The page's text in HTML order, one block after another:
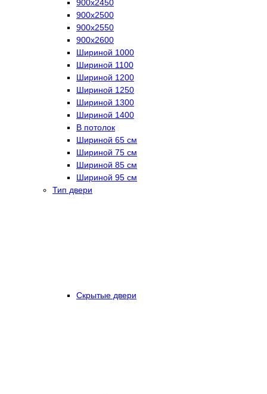
900х2450
900х2500
900х2550
900х2600
Шириной 1000
Шириной 1100
Шириной 1200
Шириной 1250
Шириной 1300
Шириной 1400
В потолок
Шириной 65 см
Шириной 75 см
Шириной 85 см
Шириной 95 см
Тип двери
Скрытые двери